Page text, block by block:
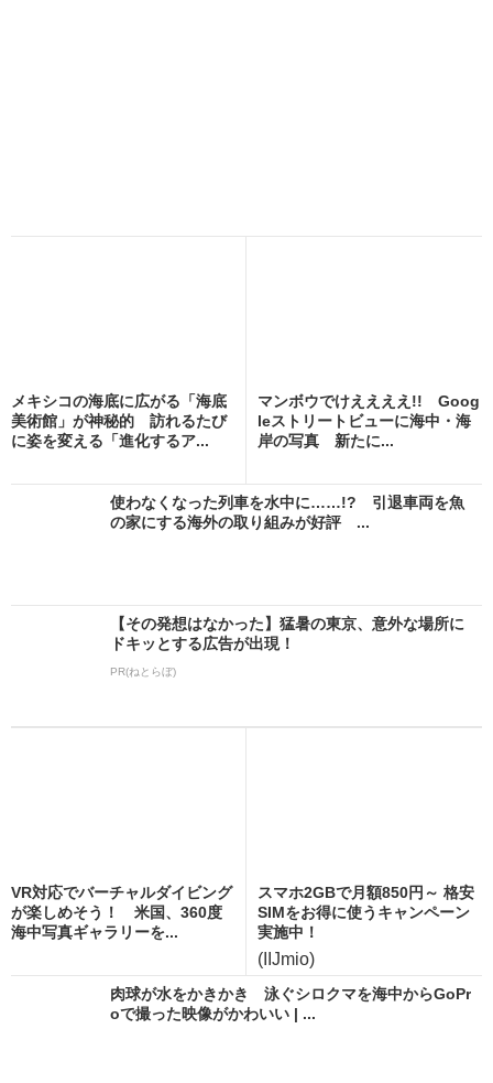
メキシコの海底に広がる「海底
美術館」が神秘的 訪れるたび
に姿を変える「進化するア...
マンボウでけええええ!! Goog
leストリートビューに海中・海
岸の写真 新たに...
使わなくなった列車を水中に……!? 引退車両を魚
の家にする海外の取り組みが好評 ...
【その発想はなかった】猛暑の東京、意外な場所に
ドキッとする広告が出現！
PR(ねとらぼ)
VR対応でバーチャルダイビング
が楽しめそう！ 米国、360度
海中写真ギャラリーを...
スマホ2GBで月額850円～ 格安
SIMをお得に使うキャンペーン
実施中！
(IIJmio)
肉球が水をかきかき 泳ぐシロクマを海中からGoPr
oで撮った映像がかわいい | ...